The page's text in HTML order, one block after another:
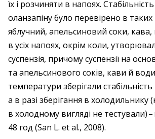
їх і розчиняти в напоях.
оланзапіну було перевірено в
яблучний, апельсиновий соки,
в усіх напоях, окрім коли,
суспензія, причому суспензії на
та апельсинового соків, кави й
температури зберігали
а в разі зберігання в холодильнику
в холодному вигляді не тестували)
48 год (San L. et al., 2008).